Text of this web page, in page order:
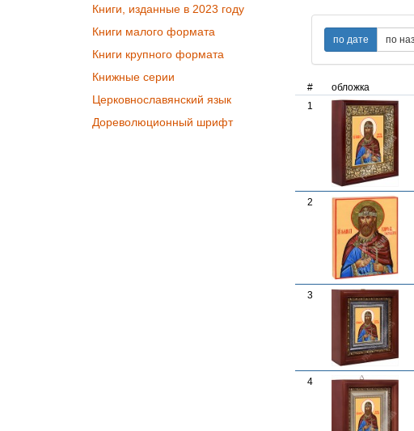
Книги, изданные в 2023 году
Книги малого формата
Книги крупного формата
Книжные серии
Церковнославянский язык
Дореволюционный шрифт
# обложка
1
2
3
4